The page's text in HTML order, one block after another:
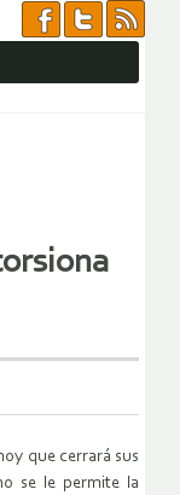
que cerrará sus
se le permite la